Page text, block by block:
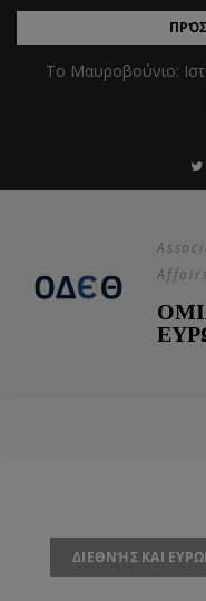
Το Μαυροβούνιο:
ΔΙΕΘΝΉΣ ΚΑΙ